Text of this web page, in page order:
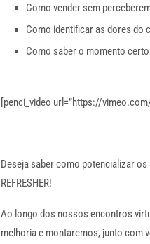
Como vender sem
Como identificar as dores do
Como saber o momento
[penci_video url=”https://
Deseja saber como potencializar
REFRESHER!
Ao longo dos nossos encontros
melhoria e montaremos, junto com